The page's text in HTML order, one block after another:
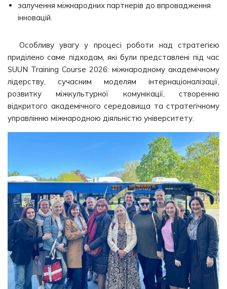
залучення міжнародних партнерів до впровадження
інновацій.
Особливу увагу у процесі роботи над стратегією
приділено саме підходам, які були представлені під час
SUUN Training Course 2026: міжнародному академічному
лідерству, сучасним моделям інтернаціоналізації,
розвитку міжкультурної комунікації, створенню
відкритого академічного середовища та стратегічному
управлінню міжнародною діяльністю університету.